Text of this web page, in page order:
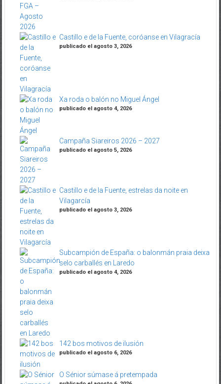
Castillo e de la Fuente, coróanse en Vilagracía
publicado el agosto 3, 2026
Xa roda o balón no Miguel Ángel
publicado el agosto 4, 2026
Campaña Siareiros 2026 – 2027
publicado el agosto 5, 2026
Castillo e de la Fuente, estrelas da noite en
Vilagarcía
publicado el agosto 3, 2026
Subcampión de España: o balonmán praia deixa
selo carballés en Laredo
publicado el agosto 4, 2026
142 bos motivos de ilusión
publicado el agosto 6, 2026
O Sénior súmase á pretempada